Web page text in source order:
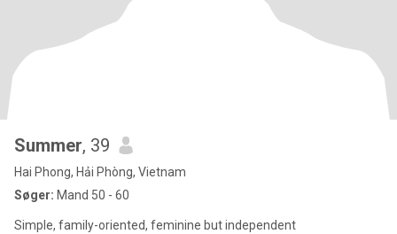
Summer, 39
Hai Phong, Hải Phòng, Vietnam
Søger: Mand 50 - 60
Simple, family-oriented, feminine but independent